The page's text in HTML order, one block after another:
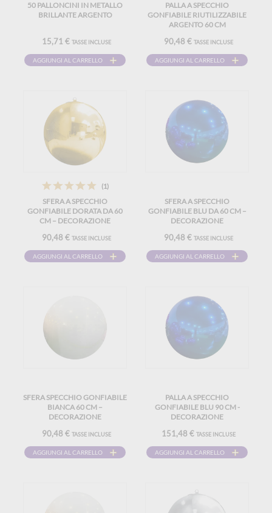
50 PALLONCINI IN METALLO
BRILLANTE ARGENTO
15,71 € TASSE INCLUSE
AGGIUNGI AL CARRELLO
PALLA A SPECCHIO
GONFIABILE RIUTILIZZABILE
ARGENTO 60 CM
90,48 € TASSE INCLUSE
AGGIUNGI AL CARRELLO
(1)
SFERA A SPECCHIO
GONFIABILE DORATA DA 60
CM – DECORAZIONE
90,48 € TASSE INCLUSE
AGGIUNGI AL CARRELLO
SFERA A SPECCHIO
GONFIABILE BLU DA 60 CM –
DECORAZIONE
90,48 € TASSE INCLUSE
AGGIUNGI AL CARRELLO
SFERA SPECCHIO GONFIABILE
BIANCA 60 CM –
DECORAZIONE
90,48 € TASSE INCLUSE
AGGIUNGI AL CARRELLO
PALLA A SPECCHIO
GONFIABILE BLU 90 CM -
DECORAZIONE
151,48 € TASSE INCLUSE
AGGIUNGI AL CARRELLO